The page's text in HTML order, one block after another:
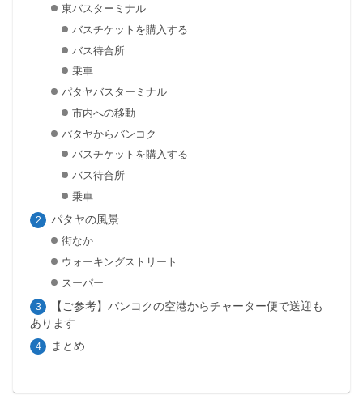
東バスターミナル
バスチケットを購入する
バス待合所
乗車
パタヤバスターミナル
市内への移動
パタヤからバンコク
バスチケットを購入する
バス待合所
乗車
パタヤの風景
街なか
ウォーキングストリート
スーパー
【ご参考】バンコクの空港からチャーター便で送迎も
あります
まとめ